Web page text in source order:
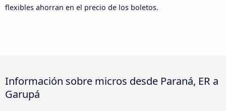
flexibles ahorran en el precio de los boletos.
Información sobre micros desde Paraná, ER a
Garupá